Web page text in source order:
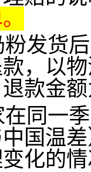
发货
，以
款金
在同一
国温
化的